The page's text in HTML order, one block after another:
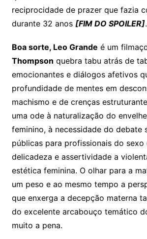
reciprocidade de prazer que fazia
durante 32 anos [FIM DO SPOILER].
Boa sorte, Leo Grande é um
Thompson quebra tabu atrás de
emocionantes e diálogos afetivos
profundidade de mentes em
machismo e de crenças
uma ode à naturalização do
feminino, à necessidade do debate
públicas para profissionais do sexo
delicadeza e assertividade a
estética feminina. O olhar para a
um peso e ao mesmo tempo a
que enxerga a decepção materna
do excelente arcabouço temático
muito a pena.